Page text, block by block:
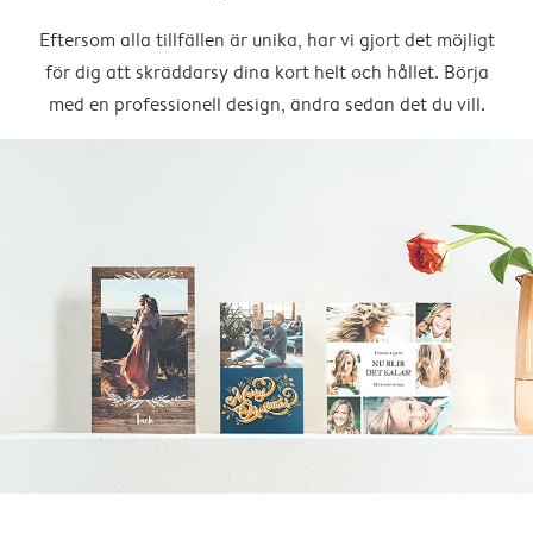
Eftersom alla tillfällen är unika, har vi gjort det möjligt
för dig att skräddarsy dina kort helt och hållet. Börja
med en professionell design, ändra sedan det du vill.